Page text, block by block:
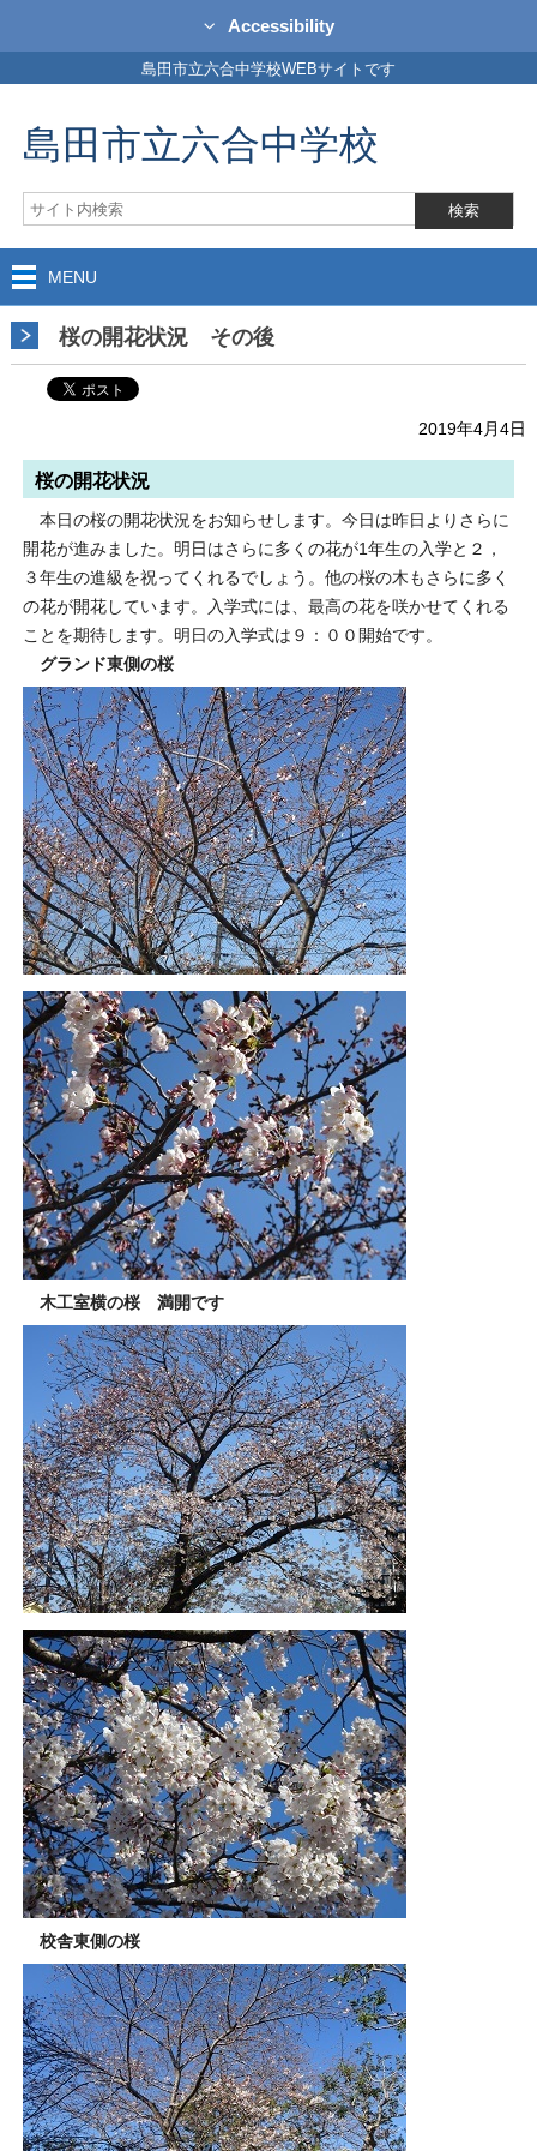
Accessibility
島田市立六合中学校WEBサイトです
島田市立六合中学校
MENU
桜の開花状況 その後
2019年4月4日
桜の開花状況
本日の桜の開花状況をお知らせします。今日は昨日よりさらに
開花が進みました。明日はさらに多くの花が1年生の入学と２，
３年生の進級を祝ってくれるでしょう。他の桜の木もさらに多く
の花が開花しています。入学式には、最高の花を咲かせてくれる
ことを期待します。明日の入学式は９：００開始です。
グランド東側の桜
木工室横の桜 満開です
校舎東側の桜